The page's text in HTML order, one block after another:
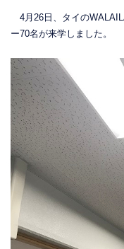
4月26日、タイの
ー70名が来学しました。